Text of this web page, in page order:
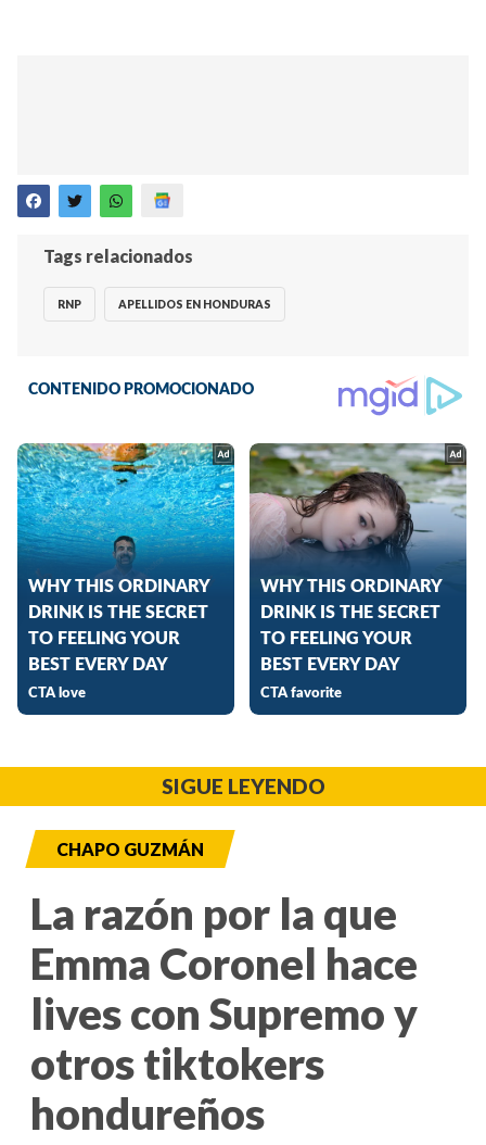
Tags relacionados
RNP APELLIDOS EN HONDURAS
SIGUE LEYENDO
CHAPO GUZMÁN
La razón por la que
Emma Coronel hace
lives con Supremo y
otros tiktokers
hondureños